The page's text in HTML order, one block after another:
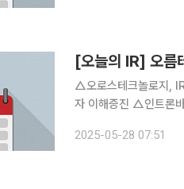
[오늘의 IR] 오름
△오로스테크놀로지,
자 이해증진 △인트론
NDR 진행 △아미코젠,
2025-05-28 07:51